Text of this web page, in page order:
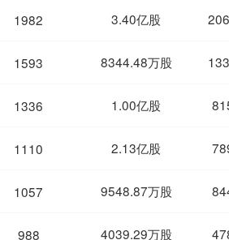
1982 3.40亿股
1593 8344.48万股
1336 1.00亿股
1110 2.13亿股
1057 9548.87万股
988 4039.29万股